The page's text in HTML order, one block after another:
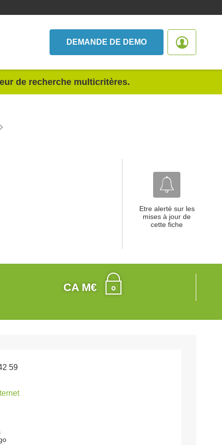
DEMANDE DE DEMO
de recherche multicritères.
Etre alerté sur les
mises à jour de
cette fiche
CA M€
59